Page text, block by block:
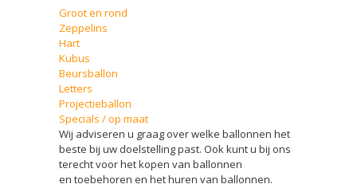
Groot en rond
Zeppelins
Hart
Kubus
Beursballon
Letters
Projectieballon
Specials / op maat
Wij adviseren u graag over welke ballonnen het
beste bij uw doelstelling past. Ook kunt u bij ons
terecht voor het kopen van ballonnen
en toebehoren en het huren van ballonnen.